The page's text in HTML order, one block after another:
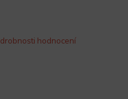
hodnocení